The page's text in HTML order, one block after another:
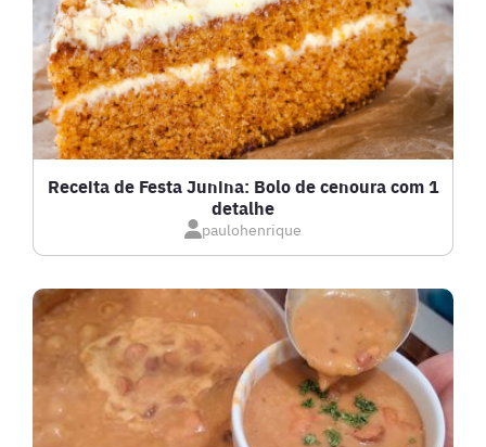
FRANGO
FRUTOS DO MAR
GRATINADOS
LANCHES
LASANHAS
LOW CARB
Receita de Festa Junina: Bolo de cenoura com 1
detalhe
paulohenrique